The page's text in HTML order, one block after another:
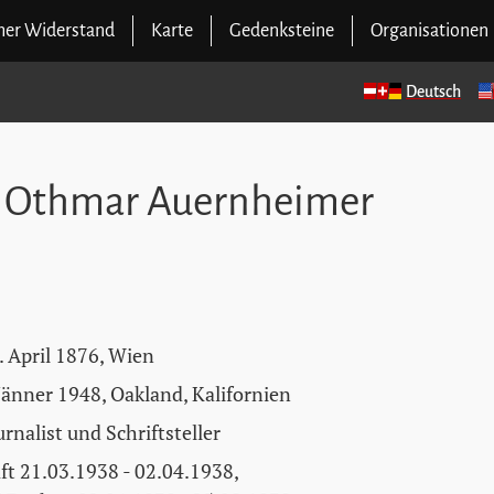
Widerstand Karte Gedenksteine Organisationen
Deutsch
Othmar Auernheimer
April 1876, Wien
1948, Oakland, Kalifornien
und Schriftsteller
21.03.1938 - 02.04.1938,